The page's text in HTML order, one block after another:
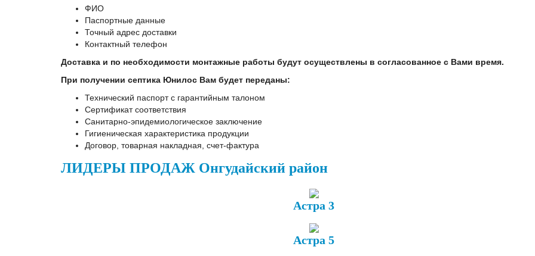
ФИО
Паспортные данные
Точный адрес доставки
Контактный телефон
Доставка и по необходимости монтажные работы будут осуществлены в согласованное с Вами время.
При получении септика Юнилос Вам будет переданы:
Технический паспорт с гарантийным талоном
Сертификат соответствия
Санитарно-эпидемиологическое заключение
Гигиеническая характеристика продукции
Договор, товарная накладная, счет-фактура
ЛИДЕРЫ ПРОДАЖ Онгудайский район
Астра 3
Астра 5